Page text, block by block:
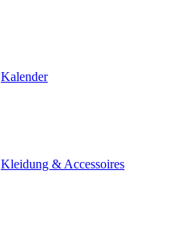
Kalender
Kleidung & Accessoires